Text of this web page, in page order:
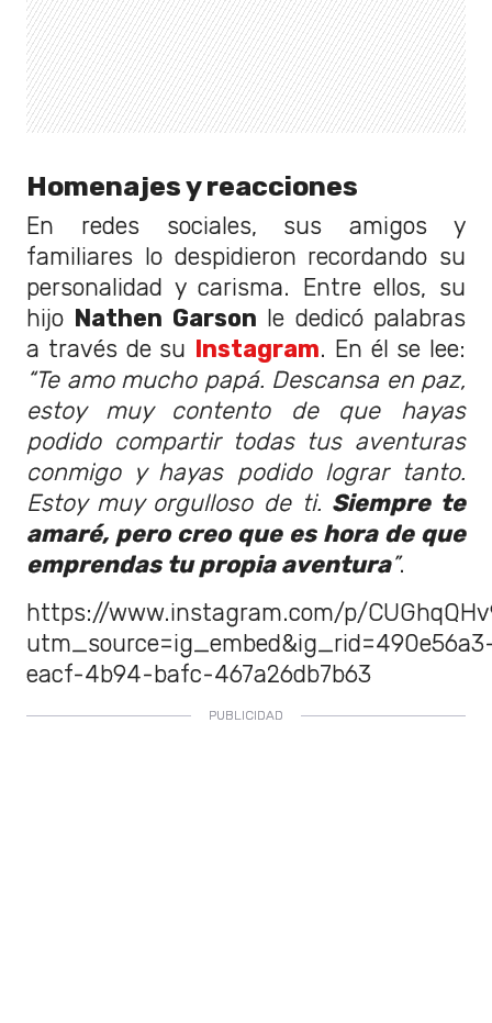
Homenajes y reacciones
En redes sociales, sus amigos y
familiares lo despidieron recordando su
personalidad y carisma. Entre ellos, su
hijo Nathen Garson le dedicó palabras
a través de su Instagram. En él se lee:
“Te amo mucho papá. Descansa en paz,
estoy muy contento de que hayas
podido compartir todas tus aventuras
conmigo y hayas podido lograr tanto.
Estoy muy orgulloso de ti. Siempre te
amaré, pero creo que es hora de que
emprendas tu propia aventura”.
https://www.instagram.com/p/
eacf-4b94-bafc-467a26db7b63